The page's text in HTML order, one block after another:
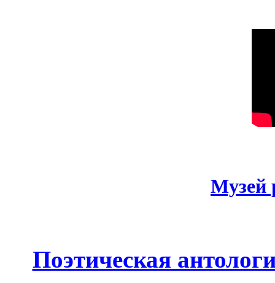
Музей
Поэтическая